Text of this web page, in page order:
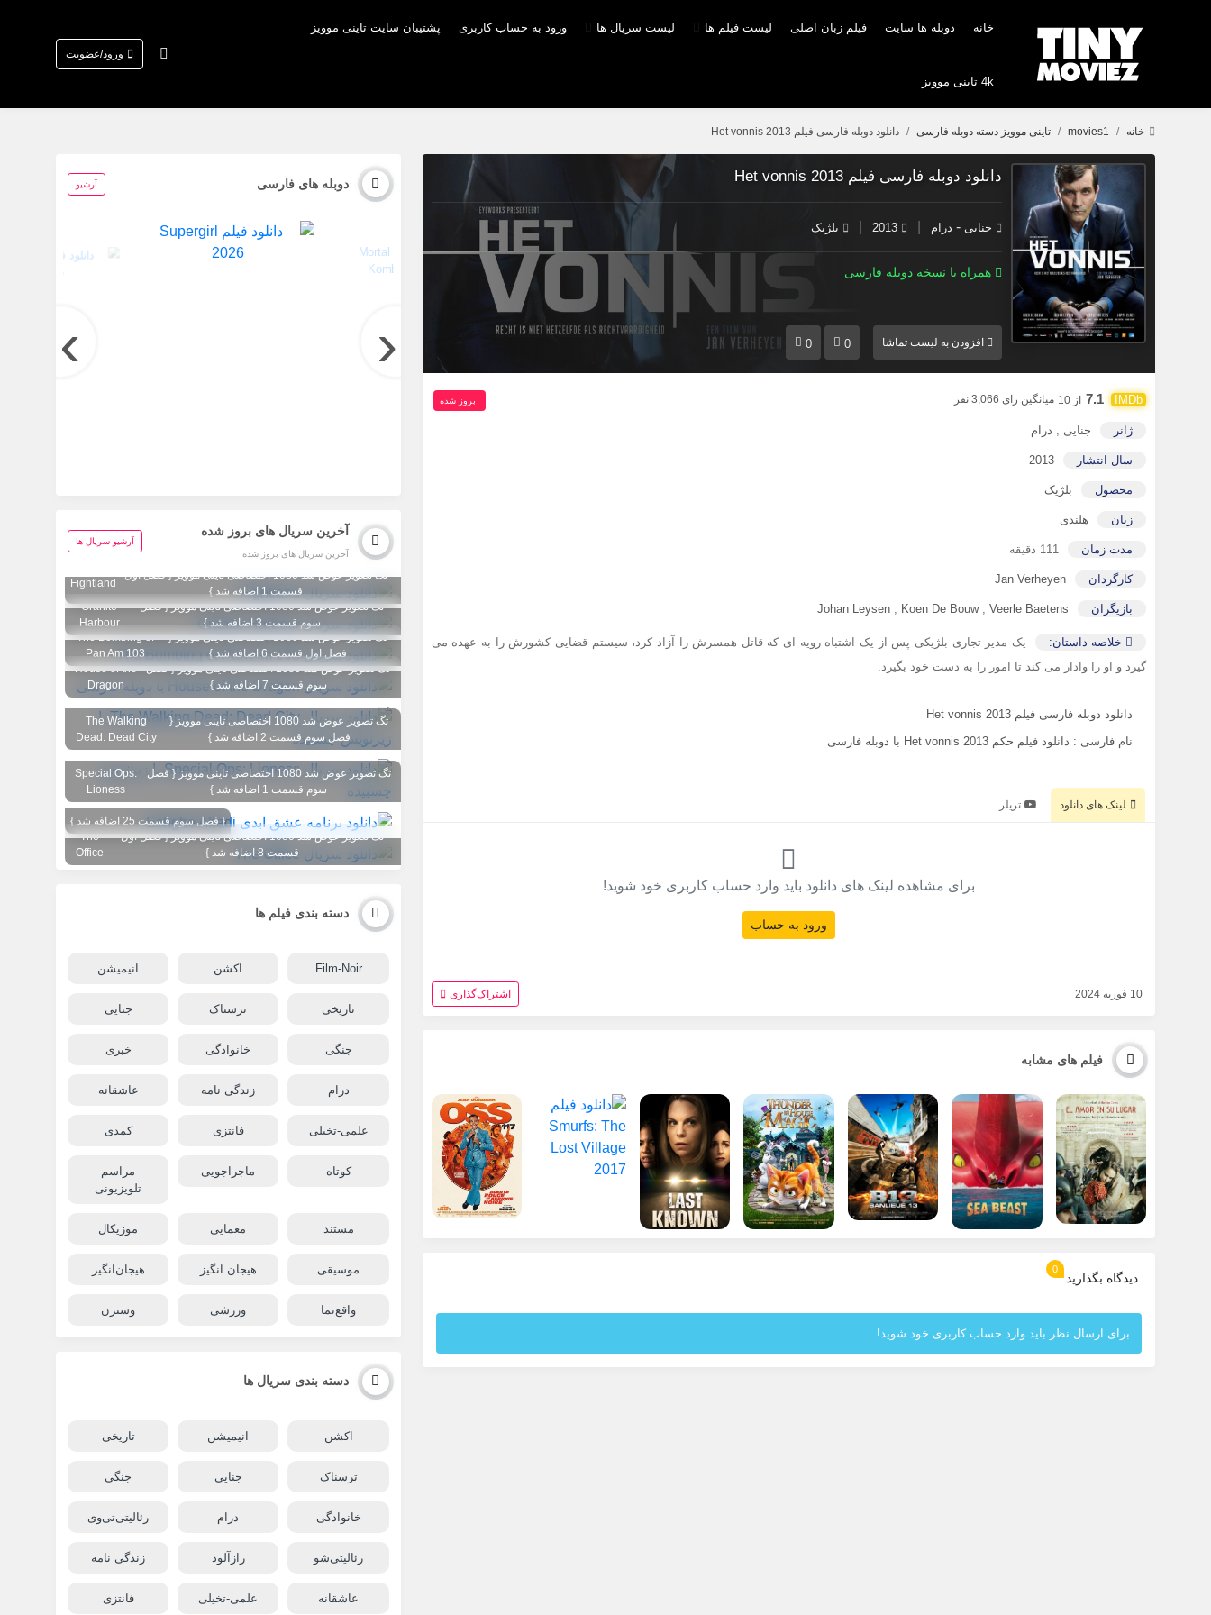
خانه دوبله ها سایت فیلم زبان اصلی لیست فیلم ها لیست سریال ها ورود به حساب کاربری پشتیبان سایت تاینی موویز
4k تاینی موویز
ورود/عضویت
خانه movies1 تاینی موویز دسته دوبله فارسی دانلود دوبله فارسی فیلم Het vonnis 2013
دانلود دوبله فارسی فیلم Het vonnis 2013
جنایی - درام 2013 بلژیک
همراه با نسخه دوبله فارسی
افزودن به لیست تماشا 0
0
7.1 از 10 میانگین رای 3,066 نفر
ژانر جنایی , درام
سال انتشار 2013
محصول بلژیک
زبان هلندی
مدت زمان 111 دقیقه
کارگردان Jan Verheyen
بازیگران Johan Leysen , Koen De Bouw, Veerle Baetens
خلاصه داستان:
یک مدیر تجاری بلژیکی پس از یک اشتباه رویه ای که قاتل همسرش را آزاد کرد، سیستم قضایی کشورش را به عهده می
گیرد و او را وادار می کند تا امور را به دست خود بگیرد.
بروز‌ شده
دانلود دوبله فارسی فیلم Het vonnis 2013
نام فارسی : دانلود فیلم حکم Het vonnis 2013 با دوبله فارسی
لینک های دانلود تریلر
برای مشاهده لینک های دانلود باید وارد حساب کاربری خود شوید!
ورود به حساب
10 فوریه 2024 اشتراک‌گذاری
فیلم های مشابه
دیدگاه بگذارید
0
برای ارسال نظر باید وارد حساب کاربری خود شوید!
دوبله های فارسی آرشیو
‹
›
آخرین سریال های بروز شده
آخرین سریال های بروز شده
آرشیو سریال ها
تگ تصویر عوض شد 1080 اختصاصی تاینی موویز { فصل اول
قسمت 1 اضافه شد }
Fightland
تگ تصویر عوض شد 1080 اختصاصی تاینی موویز { فصل
سوم قسمت 3 اضافه شد }
Granite
Harbour
تگ تصویر عوض شد 1080 اختصاصی تاینی موویز {
فصل اول قسمت 6 اضافه شد }
The Bombing of
Pan Am 103
تگ تصویر عوض شد 1080 اختصاصی تاینی موویز { فصل
سوم قسمت 7 اضافه شد }
House of the
Dragon
تگ تصویر عوض شد 1080 اختصاصی تاینی موویز {
فصل سوم قسمت 2 اضافه شد }
The Walking
Dead: Dead City
تگ تصویر عوض شد 1080 اختصاصی تاینی موویز { فصل
سوم قسمت 1 اضافه شد }
Special Ops:
Lioness
{ فصل سوم قسمت 25 اضافه شد }
تگ تصویر عوض شد 1080 اختصاصی تاینی موویز { فصل اول
قسمت 8 اضافه شد }
The
Office
دسته بندی فیلم ها
Film-Noir اکشن انیمیشن
تاریخی ترسناک جنایی
جنگی خانوادگی خبری
درام زندگی نامه عاشقانه
علمی-تخیلی فانتزی کمدی
کوتاه ماجراجویی
مراسم
تلویزیونی
مستند معمایی موزیکال
موسیقی هیجان انگیز هیجان‌انگیز
واقع‌نما ورزشی وسترن
دسته بندی سریال ها
اکشن انیمیشن تاریخی
ترسناک جنایی جنگی
خانوادگی درام رئالیتی‌تی‌وی
رئالیتی‌شو رازآلود زندگی نامه
عاشقانه علمی-تخیلی فانتزی